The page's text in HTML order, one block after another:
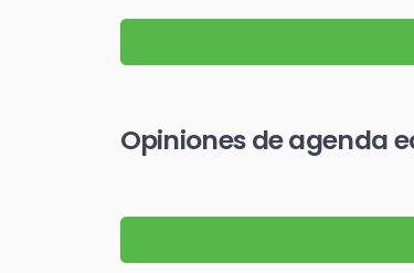
Opiniones de agenda